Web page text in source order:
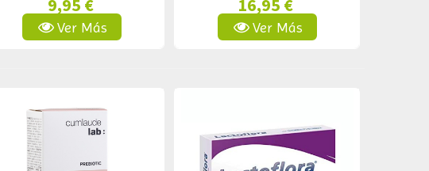
9,95 €
Ver Más
16,95 €
Ver Más